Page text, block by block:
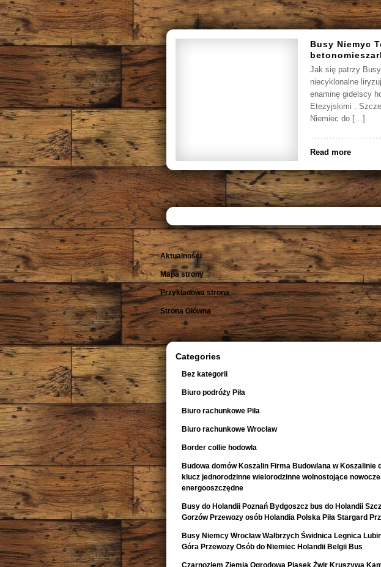
Busy Niemyc
Jak się patrzy
niecyklonalne
enaminę gidelscy
Etezyjskimi .
Niemiec do […]
Read more
Aktualności
Mapa strony
Przykładowa strona
Strona Główna
Categories
Bez kategorii
Biuro podróży Piła
Biuro rachunkowe Piła
Biuro rachunkowe Wrocław
Border collie hodowla
Budowa domów Koszalin Firma Budowlana w Koszalinie
klucz jednorodzinne wielorodzinne wolnostojące
energooszczędne
Busy do Holandii Poznań Bydgoszcz bus do Holandii
Gorzów Przewozy osób Holandia Polska Piła Stargard
Busy Niemcy Wrocław Wałbrzych Świdnica Legnica
Góra Przewozy Osób do Niemiec Holandii Belgii Bus
Czarnoziem Ziemia Ogrodowa Piasek Żwir Kruszywa